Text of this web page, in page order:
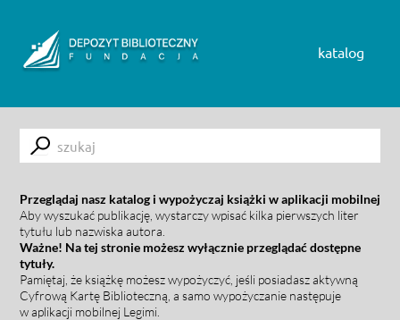
katalog
Submit
Przeglądaj nasz katalog i wypożyczaj książki w aplikacji mobilnej
Aby wyszukać publikację, wystarczy wpisać kilka pierwszych liter
tytułu lub nazwiska autora.
Ważne! Na tej stronie możesz wyłącznie przeglądać dostępne
tytuły.
Pamiętaj, że książkę możesz wypożyczyć, jeśli posiadasz aktywną
Cyfrową Kartę Biblioteczną, a samo wypożyczanie następuje
w aplikacji mobilnej Legimi.